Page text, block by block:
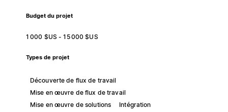
Budget du projet
1 000 $US - 15 000 $US
Types de projet
Découverte de flux de travail
Mise en œuvre de flux de travail
Mise en œuvre de solutions
Intégration